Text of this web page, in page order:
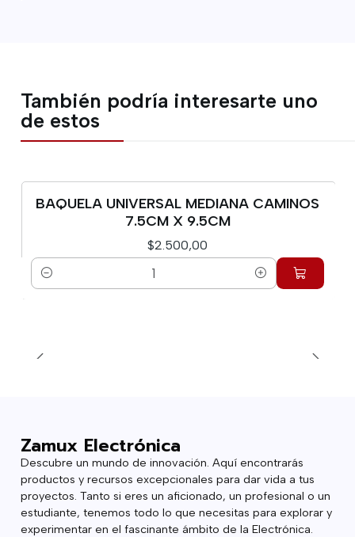
También podría interesarte uno
de estos
BAQUELA UNIVERSAL MEDIANA CAMINOS
7.5CM X 9.5CM
$2.500,00
Cantidad
Zamux Electrónica
Descubre un mundo de innovación. Aquí encontrarás
productos y recursos excepcionales para dar vida a tus
proyectos. Tanto si eres un aficionado, un profesional o un
estudiante, tenemos todo lo que necesitas para explorar y
experimentar en el fascinante ámbito de la Electrónica.